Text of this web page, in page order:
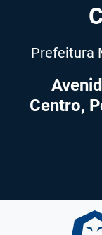
Prefeitura
Centro,